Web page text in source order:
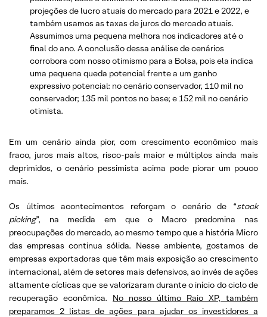
projeções de lucro atuais do mercado para 2021 e 2022, e
também usamos as taxas de juros do mercado atuais.
Assumimos uma pequena melhora nos indicadores até o
final do ano. A conclusão dessa análise de cenários
corrobora com nosso otimismo para a Bolsa, pois ela indica
uma pequena queda potencial frente a um ganho
expressivo potencial: no cenário conservador, 110 mil no
conservador; 135 mil pontos no base; e 152 mil no cenário
otimista.
Em um cenário ainda pior, com crescimento econômico mais
fraco, juros mais altos, risco-país maior e múltiplos ainda mais
deprimidos, o cenário pessimista acima pode piorar um pouco
mais.
Os últimos acontecimentos reforçam o cenário de “stock
picking”, na medida em que o Macro predomina nas
preocupações do mercado, ao mesmo tempo que a história Micro
das empresas continua sólida. Nesse ambiente, gostamos de
empresas exportadoras que têm mais exposição ao crescimento
internacional, além de setores mais defensivos, ao invés de ações
altamente cíclicas que se valorizaram durante o início do ciclo de
recuperação econômica. No nosso último Raio XP, também
preparamos 2 listas de ações para ajudar os investidores a